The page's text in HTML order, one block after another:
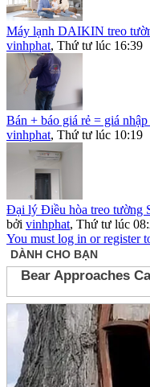
Máy lạnh DAIKIN treo
vinhphat, Thứ tư lúc 16:39
Bán + báo giá rẻ = giá
vinhphat, Thứ tư lúc 10:19
Đại lý Điều hòa treo tường
bởi vinhphat, Thứ tư lúc
You must log in or register